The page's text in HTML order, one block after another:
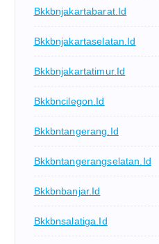
Bkkbnjakartabarat.id
Bkkbnjakartaselatan.id
Bkkbnjakartatimur.id
Bkkbncilegon.id
Bkkbntangerang.id
Bkkbntangerangselatan.id
Bkkbnbanjar.id
Bkkbnsalatiga.id